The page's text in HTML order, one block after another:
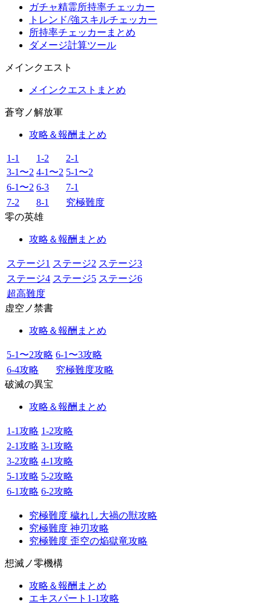
ガチャ精霊所持率チェッカー
トレンド/強スキルチェッカー
所持率チェッカーまとめ
ダメージ計算ツール
メインクエスト
メインクエストまとめ
蒼穹ノ解放軍
攻略＆報酬まとめ
1-1 1-2
2-1
3-1〜2 4-1〜2 5-1〜2
6-1〜2 6-3
7-1
7-2
8-1
究極難度
零の英雄
攻略＆報酬まとめ
ステージ1 ステージ2 ステージ3
ステージ4 ステージ5 ステージ6
超高難度
虚空ノ禁書
攻略＆報酬まとめ
5-1〜2攻略 6-1〜3攻略
6-4攻略
究極難度攻略
破滅の異宝
攻略＆報酬まとめ
1-1攻略 1-2攻略
2-1攻略 3-1攻略
3-2攻略 4-1攻略
5-1攻略 5-2攻略
6-1攻略 6-2攻略
究極難度 穢れし大禍の獣攻略
究極難度 神刃攻略
究極難度 歪空の焔獄竜攻略
想滅ノ零機構
攻略＆報酬まとめ
エキスパート1-1攻略